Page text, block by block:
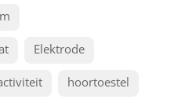
Elektrode
hoortoestel